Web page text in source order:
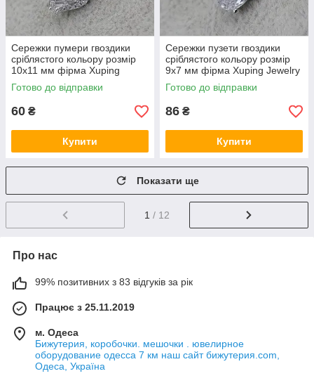
Сережки пумери гвоздики
сріблястого кольору розмір
10х11 мм фірма Xuping
Jewelry корона з
кришталевим камінням
Готово до відправки
60 ₴
Купити
Сережки пузети гвоздики
сріблястого кольору розмір
9х7 мм фірма Xuping Jewelry
крапелька з кришталевим
камінням
Готово до відправки
86 ₴
Купити
Показати ще
1 / 12
Про нас
99% позитивних з 83 відгуків за рік
Працює з 25.11.2019
м. Одеса
Бижутерия, коробочки. мешочки . ювелирное
оборудование одесса 7 км наш сайт бижутерия.com,
Одеса, Україна